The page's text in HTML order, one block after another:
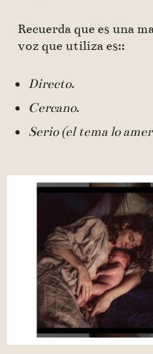
Recuerda que es una
voz que utiliza es::
Directo.
Cercano.
Serio (el tema lo